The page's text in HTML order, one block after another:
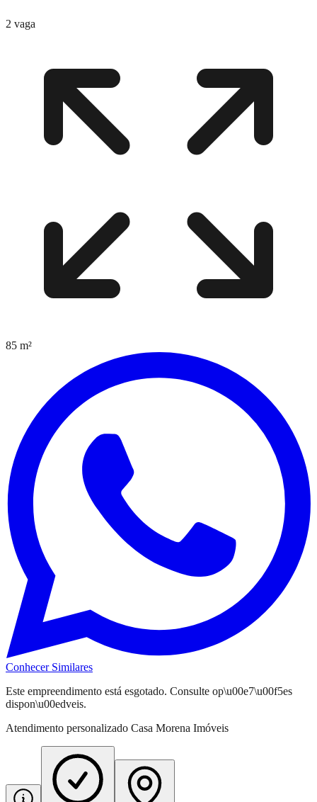
2 vaga
85 m²
Conhecer Similares
Este empreendimento está esgotado. Consulte op\u00e7\u00f5es
dispon\u00edveis.
Atendimento personalizado Casa Morena Imóveis